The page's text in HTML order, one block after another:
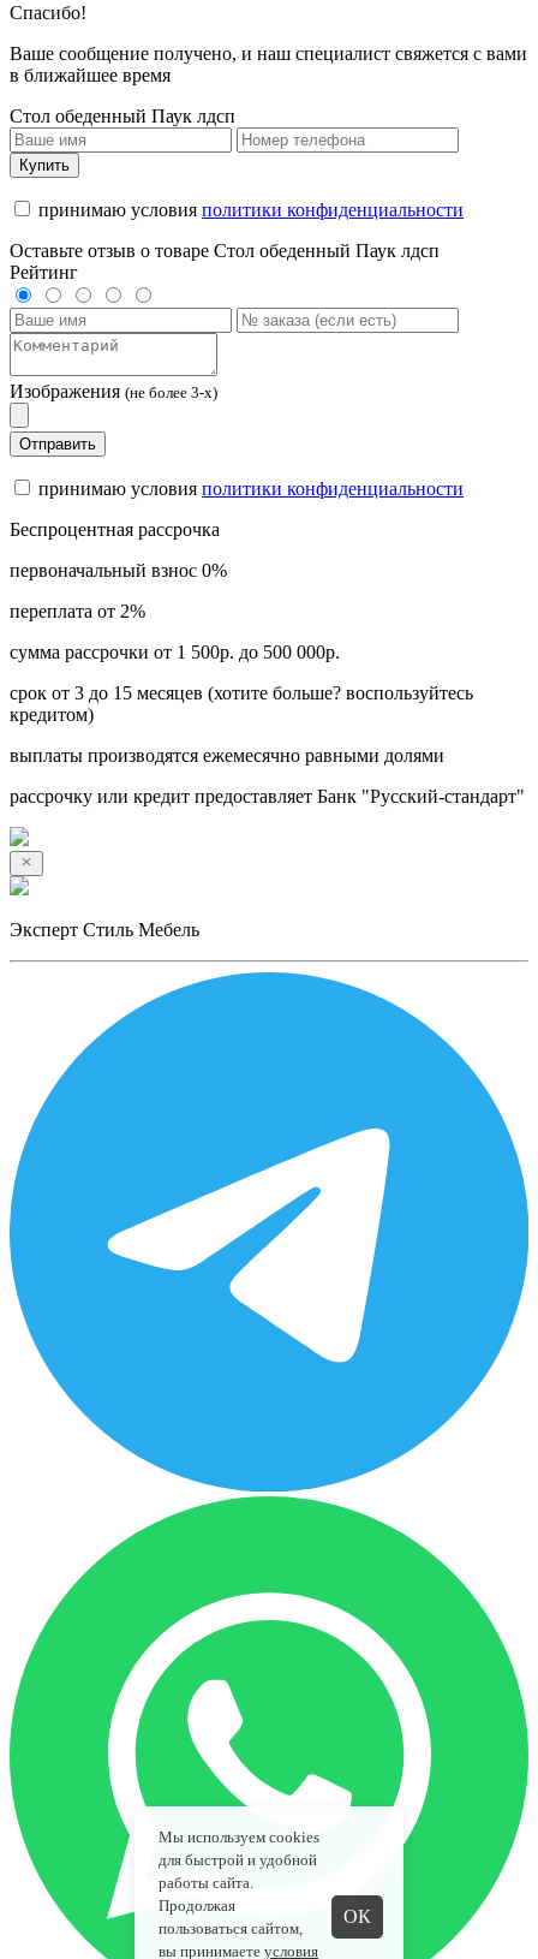
Спасибо!
Ваше сообщение получено, и наш специалист свяжется с вами
в ближайшее время
Стол обеденный Паук лдсп
Купить
принимаю условия политики конфиденциальности
Оставьте отзыв о товаре Стол обеденный Паук лдсп
Рейтинг
Изображения (не более 3-х)
Отправить
принимаю условия политики конфиденциальности
Беспроцентная рассрочка
первоначальный взнос 0%
переплата от 2%
сумма рассрочки от 1 500р. до 500 000р.
срок от 3 до 15 месяцев (хотите больше? воспользуйтесь
кредитом)
выплаты производятся ежемесячно равными долями
рассрочку или кредит предоставляет Банк "Русский-стандарт"
Эксперт Стиль Мебель
Мы используем cookies
для быстрой и удобной
работы сайта.
Продолжая
пользоваться сайтом,
вы принимаете условия
ОК